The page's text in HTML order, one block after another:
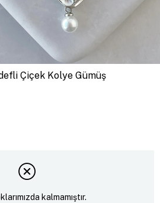
Çiçek Kolye Gümüş
kalmamıştır.